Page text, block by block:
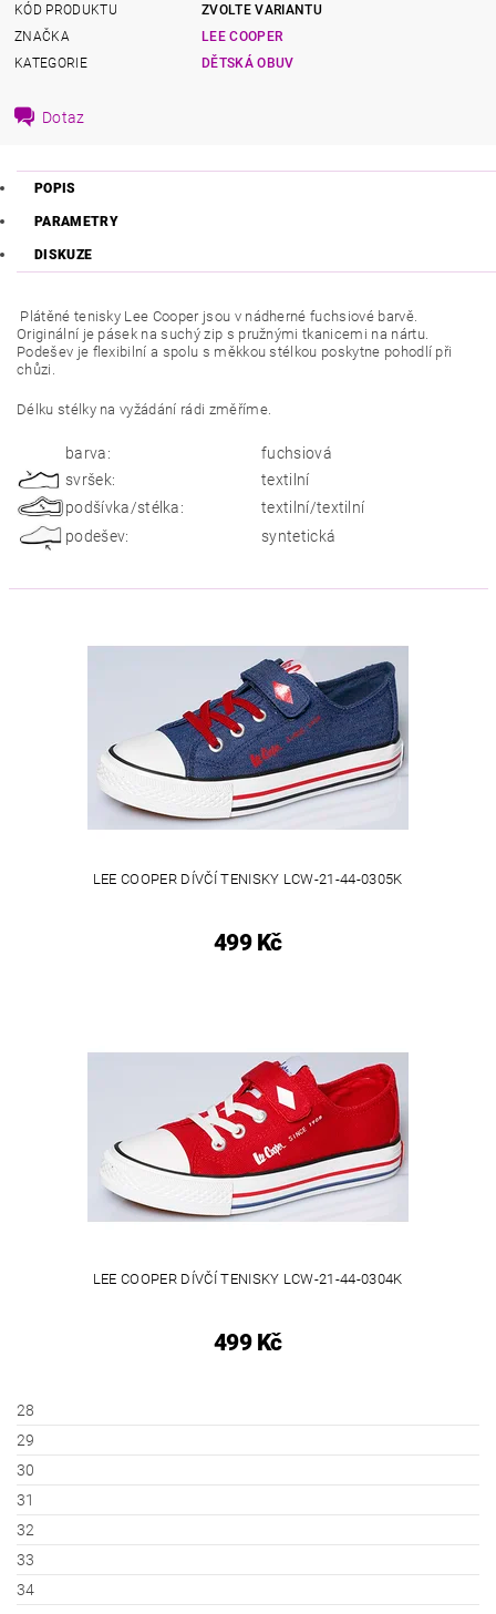
KÓD PRODUKTU
ZVOLTE VARIANTU
ZNAČKA
LEE COOPER
KATEGORIE
DĚTSKÁ OBUV
Dotaz
POPIS
PARAMETRY
DISKUZE
Plátěné tenisky Lee Cooper jsou v nádherné fuchsiové barvě.
Originální je pásek na suchý zip s pružnými tkanicemi na nártu.
Podešev je flexibilní a spolu s měkkou stélkou poskytne pohodlí při
chůzi.
Délku stélky na vyžádání rádi změříme.
barva:
fuchsiová
svršek:
textilní
podšívka/stélka:
textilní/textilní
podešev:
syntetická
LEE COOPER DÍVČÍ TENISKY LCW-21-44-0305K
499 Kč
LEE COOPER DÍVČÍ TENISKY LCW-21-44-0304K
499 Kč
28
29
30
31
32
33
34